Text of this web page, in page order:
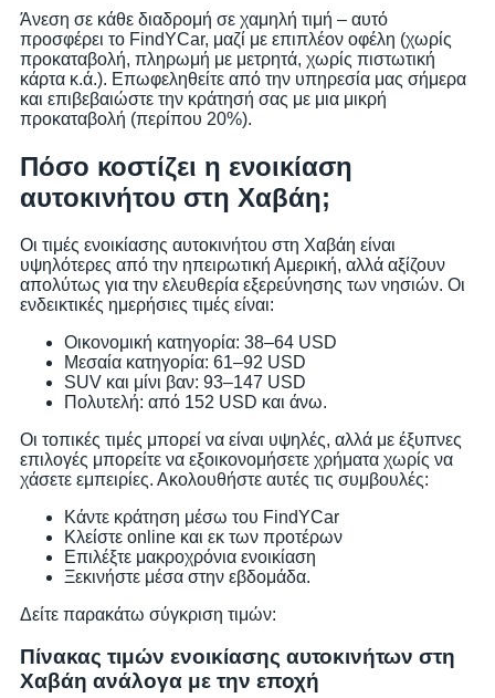
Άνεση σε κάθε διαδρομή σε χαμηλή τιμή – αυτό
προσφέρει το FindYCar, μαζί με επιπλέον οφέλη (χωρίς
προκαταβολή, πληρωμή με μετρητά, χωρίς πιστωτική
κάρτα κ.ά.). Επωφεληθείτε από την υπηρεσία μας σήμερα
και επιβεβαιώστε την κράτησή σας με μια μικρή
προκαταβολή (περίπου 20%).
Πόσο κοστίζει η ενοικίαση
αυτοκινήτου στη Χαβάη;
Οι τιμές ενοικίασης αυτοκινήτου στη Χαβάη είναι
υψηλότερες από την ηπειρωτική Αμερική, αλλά αξίζουν
απολύτως για την ελευθερία εξερεύνησης των νησιών. Οι
ενδεικτικές ημερήσιες τιμές είναι:
Οικονομική κατηγορία: 38–64 USD
Μεσαία κατηγορία: 61–92 USD
SUV και μίνι βαν: 93–147 USD
Πολυτελή: από 152 USD και άνω.
Οι τοπικές τιμές μπορεί να είναι υψηλές, αλλά με έξυπνες
επιλογές μπορείτε να εξοικονομήσετε χρήματα χωρίς να
χάσετε εμπειρίες. Ακολουθήστε αυτές τις συμβουλές:
Κάντε κράτηση μέσω του FindYCar
Κλείστε online και εκ των προτέρων
Επιλέξτε μακροχρόνια ενοικίαση
Ξεκινήστε μέσα στην εβδομάδα.
Δείτε παρακάτω σύγκριση τιμών:
Πίνακας τιμών ενοικίασης αυτοκινήτων στη
Χαβάη ανάλογα με την εποχή